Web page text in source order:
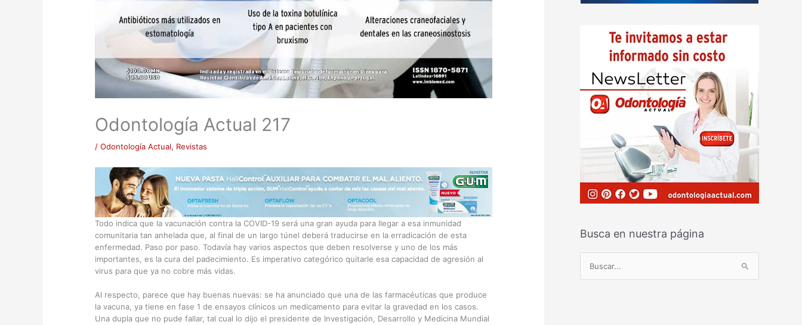
Odontología Actual 217
/ Odontología Actual, Revistas
Todo indica que la vacunación contra la COVID-19 será una gran ayuda para llegar a esa inmunidad
comunitaria tan anhelada que, al final de un largo túnel deberá traducirse en la erradicación de esta
enfermedad. Paso por paso. Todavía hay varios aspectos que deben resolverse y uno de los más
importantes, es la cura del padecimiento. Es imperativo categórico quitarle esa capacidad de agresión al
virus para que ya no cobre más vidas.
Al respecto, parece que hay buenas nuevas: se ha anunciado que una de las farmacéuticas que produce
la vacuna, ya tiene en fase 1 de ensayos clínicos un medicamento para evitar la gravedad en los casos.
Una dupla que no pude fallar, tal cual lo dijo el presidente de Investigación, Desarrollo y Medicina Mundial
Busca en nuestra página